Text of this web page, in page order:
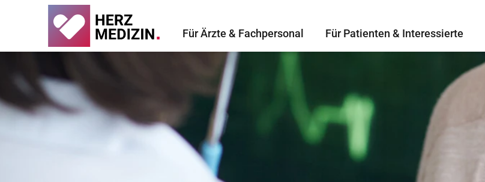
Für Ärzte & Fachpersonal Für Patienten & Interessierte